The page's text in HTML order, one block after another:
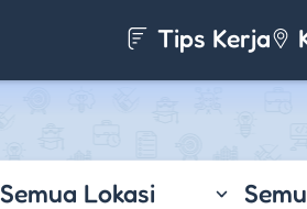
Tips Kerja
Semua Lokasi